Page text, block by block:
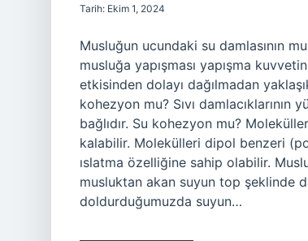
Tarih: Ekim 1, 2024
Musluğun ucundaki su damlasının
musluğa yapışması yapışma
etkisinden dolayı dağılmadan
kohezyon mu? Sıvı
bağlıdır. Su kohezyon mu?
kalabilir. Molekülleri dipol benzeri
ıslatma özelliğine sahip olabilir.
musluktan akan suyun top şeklinde
doldurduğumuzda suyun…